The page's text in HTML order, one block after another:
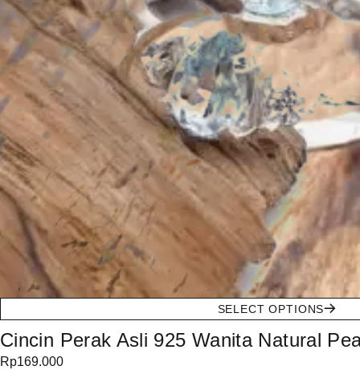
SELECT OPTIONS
Cincin Perak Asli 925 Wanita Natural
Rp169.000